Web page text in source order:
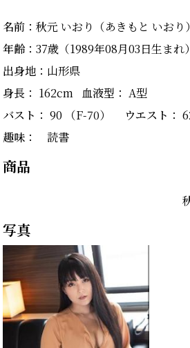
名前： 秋元 いおり（あきもと いおり）
年齢： 37歳（1989年08月03日生まれ）
出身地： 山形県
身長： 162cm 血液型： A型
バスト： 90 （F-70） ウエスト：
趣味：
読書
商品
写真